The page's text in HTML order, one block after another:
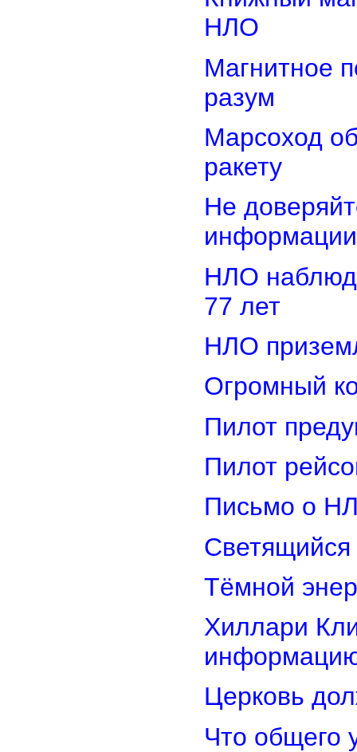
НЛО
Магнитное
разум
Марсоход
ракету
Не
информации
НЛО
77 лет
НЛО
Огромный
Пилот
Пилот
Письмо о
Светящийся
Тёмной
Хиллари
Церковь
Что общего